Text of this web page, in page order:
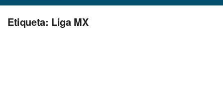
Etiqueta: Liga MX